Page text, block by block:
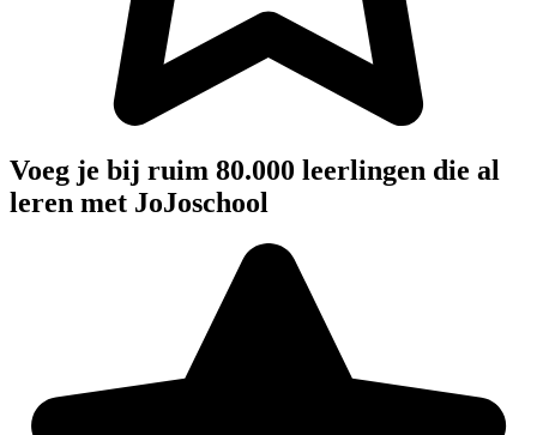
Voeg je bij ruim 80.000 leerlingen die al
leren met JoJoschool